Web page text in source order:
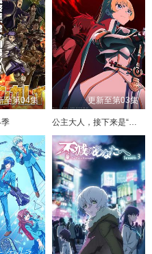
至第04集 更新至第03集
公主大人，接下来是“拷问”时间第2季